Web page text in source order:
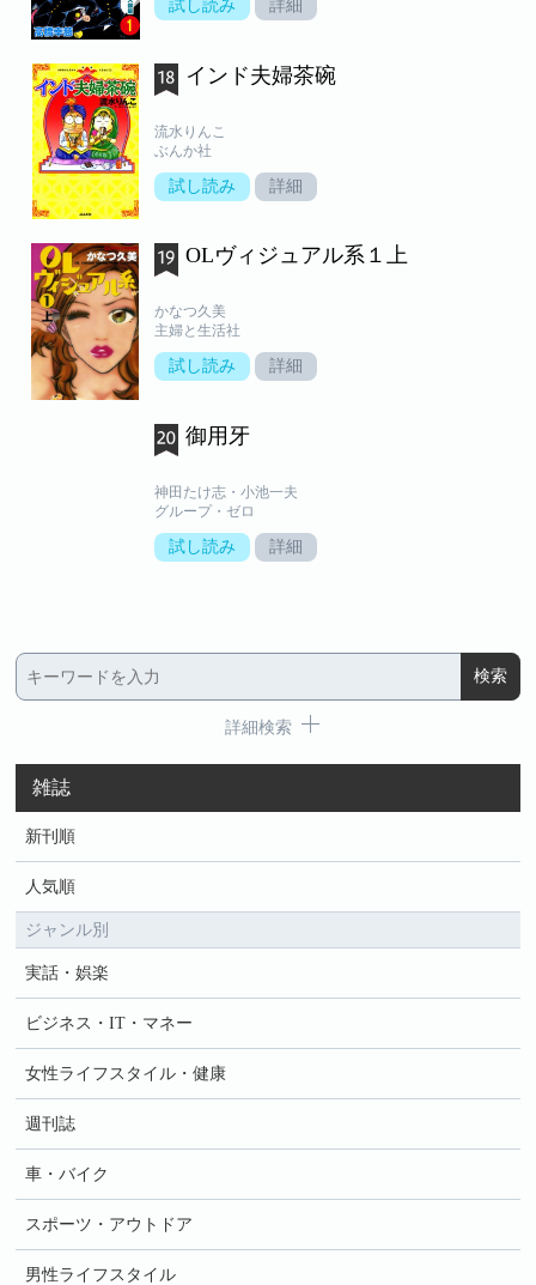
試し読み 詳細
インド夫婦茶碗
流水りんこ
ぶんか社
試し読み 詳細
OLヴィジュアル系１上
かなつ久美
主婦と生活社
試し読み 詳細
御用牙
神田たけ志・小池一夫
グループ・ゼロ
試し読み 詳細
詳細検索
雑誌
新刊順
人気順
ジャンル別
実話・娯楽
ビジネス・IT・マネー
女性ライフスタイル・健康
週刊誌
車・バイク
スポーツ・アウトドア
男性ライフスタイル